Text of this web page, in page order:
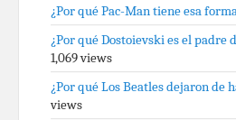
¿Por qué Pac-Man tiene esa
¿Por qué Dostoievski es el padre
1,069 views
¿Por qué Los Beatles dejaron de
views